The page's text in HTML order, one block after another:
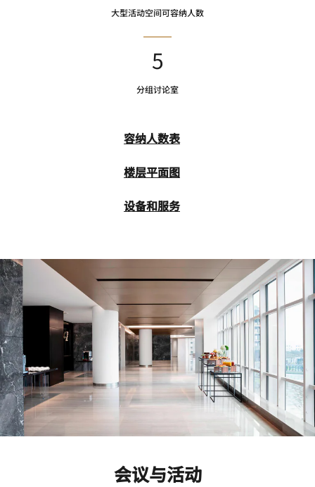
大型活动空间可容纳人数
5
分组讨论室
容纳人数表
楼层平面图
设备和服务
会议与活动